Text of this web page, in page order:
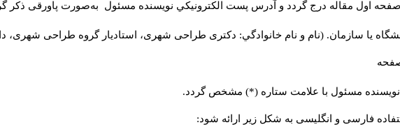
اول مقاله درج گردد و آدرس پست الكترونيكي نويسنده مسئول به‌صورت پاورقی ذکر
یا سازمان. (نام و نام خانوادگي: دکتری طراحی شهری، استادیار گروه طراحی شهری،
نویسنده مسئول با علامت ستاره (*) مشخص گردد.
فارسی و انگلیسی به شکل زیر ارائه شود: